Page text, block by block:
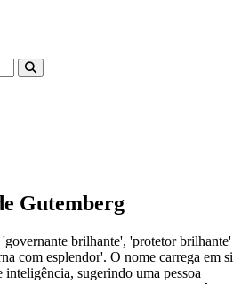
Gutemberg
brilhante', 'protetor brilhante'
com esplendor'. O nome carrega em si
inteligência, sugerindo uma pessoa